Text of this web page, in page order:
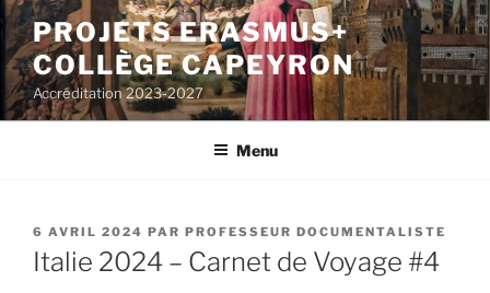
Aller
au
contenu
principal
PROJETS ERASMUS+
COLLÈGE CAPEYRON
Accréditation 2023-2027
Menu
PUBLIÉ
LE
6 AVRIL 2024 PAR PROFESSEUR DOCUMENTALISTE
Italie 2024 – Carnet de Voyage #4